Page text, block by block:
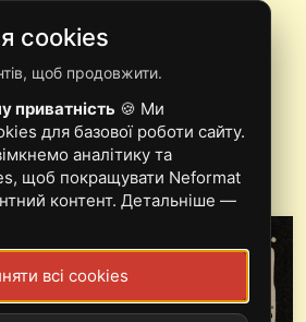
cookies
щоб продовжити.
приватність 🍪 Ми
для базової роботи сайту.
аналітику та
щоб покращувати Neformat
контент. Детальніше —
всі cookies